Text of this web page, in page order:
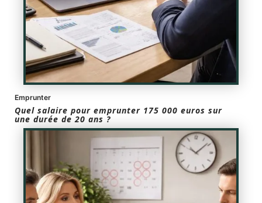
Emprunter
Quel salaire pour emprunter 175 000 euros sur
une durée de 20 ans ?